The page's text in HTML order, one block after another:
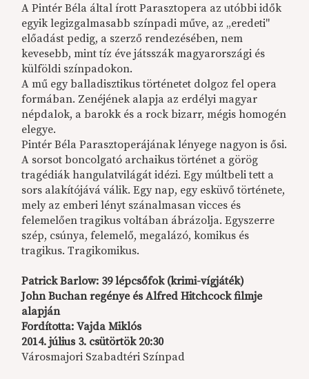
A Pintér Béla által írott Parasztopera az utóbbi idők
egyik legizgalmasabb színpadi műve, az „eredeti"
előadást pedig, a szerző rendezésében, nem
kevesebb, mint tíz éve játsszák magyarországi és
külföldi színpadokon.
A mű egy balladisztikus történetet dolgoz fel opera
formában. Zenéjének alapja az erdélyi magyar
népdalok, a barokk és a rock bizarr, mégis homogén
elegye.
Pintér Béla Parasztoperájának lényege nagyon is ősi.
A sorsot boncolgató archaikus történet a görög
tragédiák hangulatvilágát idézi. Egy múltbeli tett a
sors alakítójává válik. Egy nap, egy esküvő története,
mely az emberi lényt szánalmasan vicces és
felemelően tragikus voltában ábrázolja. Egyszerre
szép, csúnya, felemelő, megalázó, komikus és
tragikus. Tragikomikus.
Patrick Barlow: 39 lépcsőfok (krimi-vígjáték)
John Buchan regénye és Alfred Hitchcock filmje
alapján
Fordította: Vajda Miklós
2014. július 3. csütörtök 20:30
Városmajori Szabadtéri Színpad